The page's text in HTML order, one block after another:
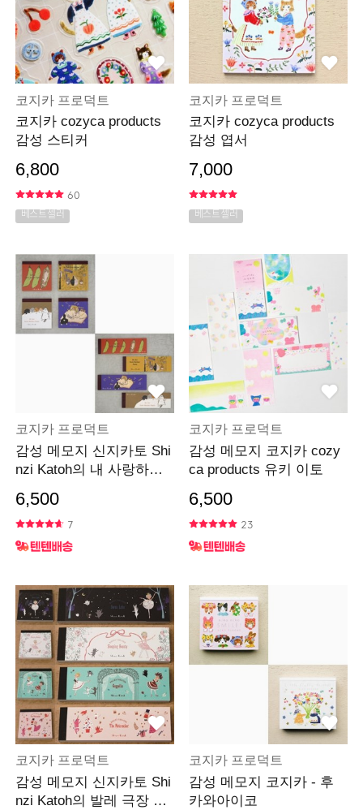
코지카 프로덕트
코지카 cozyca products
감성 스티커
6,800
60
베스트셀러
코지카 프로덕트
코지카 cozyca products
감성 엽서
7,000
베스트셀러
코지카 프로덕트
감성 메모지 신지카토 Shi
nzi Katoh의 내 사랑하는
6,500
7
코지카 프로덕트
감성 메모지 코지카 cozy
ca products 유키 이토
6,500
23
코지카 프로덕트
감성 메모지 신지카토 Shi
nzi Katoh의 발레 극장 시
코지카 프로덕트
감성 메모지 코지카 - 후
카와아이코